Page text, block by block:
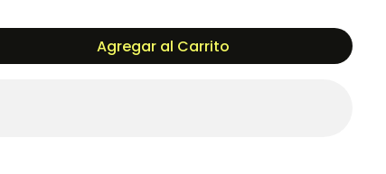
Agregar al Carrito